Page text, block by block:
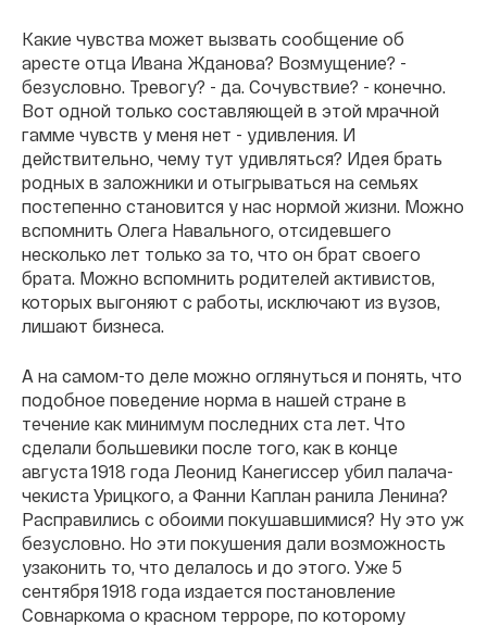
Какие чувства может вызвать сообщение об
аресте отца Ивана Жданова? Возмущение? -
безусловно. Тревогу? - да. Сочувствие? - конечно.
Вот одной только составляющей в этой мрачной
гамме чувств у меня нет - удивления. И
действительно, чему тут удивляться? Идея брать
родных в заложники и отыгрываться на семьях
постепенно становится у нас нормой жизни. Можно
вспомнить Олега Навального, отсидевшего
несколько лет только за то, что он брат своего
брата. Можно вспомнить родителей активистов,
которых выгоняют с работы, исключают из вузов,
лишают бизнеса.
А на самом-то деле можно оглянуться и понять, что
подобное поведение норма в нашей стране в
течение как минимум последних ста лет. Что
сделали большевики после того, как в конце
августа 1918 года Леонид Канегиссер убил палача-
чекиста Урицкого, а Фанни Каплан ранила Ленина?
Расправились с обоими покушавшимися? Ну это уж
безусловно. Но эти покушения дали возможность
узаконить то, что делалось и до этого. Уже 5
сентября 1918 года издается постановление
Совнаркома о красном терроре, по которому